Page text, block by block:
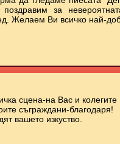
за
Желаем Ви всичко най-
сцена-на Вас и колегите
съграждани-благодаря!
вашето изкуство.